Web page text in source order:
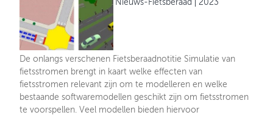
Nieuws-Fietsberaad 2023
De onlangs verschenen Fietsberaadnotitie Simulatie van
fietsstromen brengt in kaart welke effecten van
fietsstromen relevant zijn om te modelleren en welke
bestaande softwaremodellen geschikt zijn om fietsstromen
te voorspellen. Veel modellen bieden hiervoor